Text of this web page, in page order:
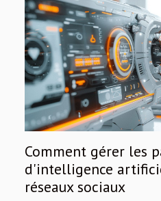
Comment gérer les
d'intelligence
réseaux sociaux